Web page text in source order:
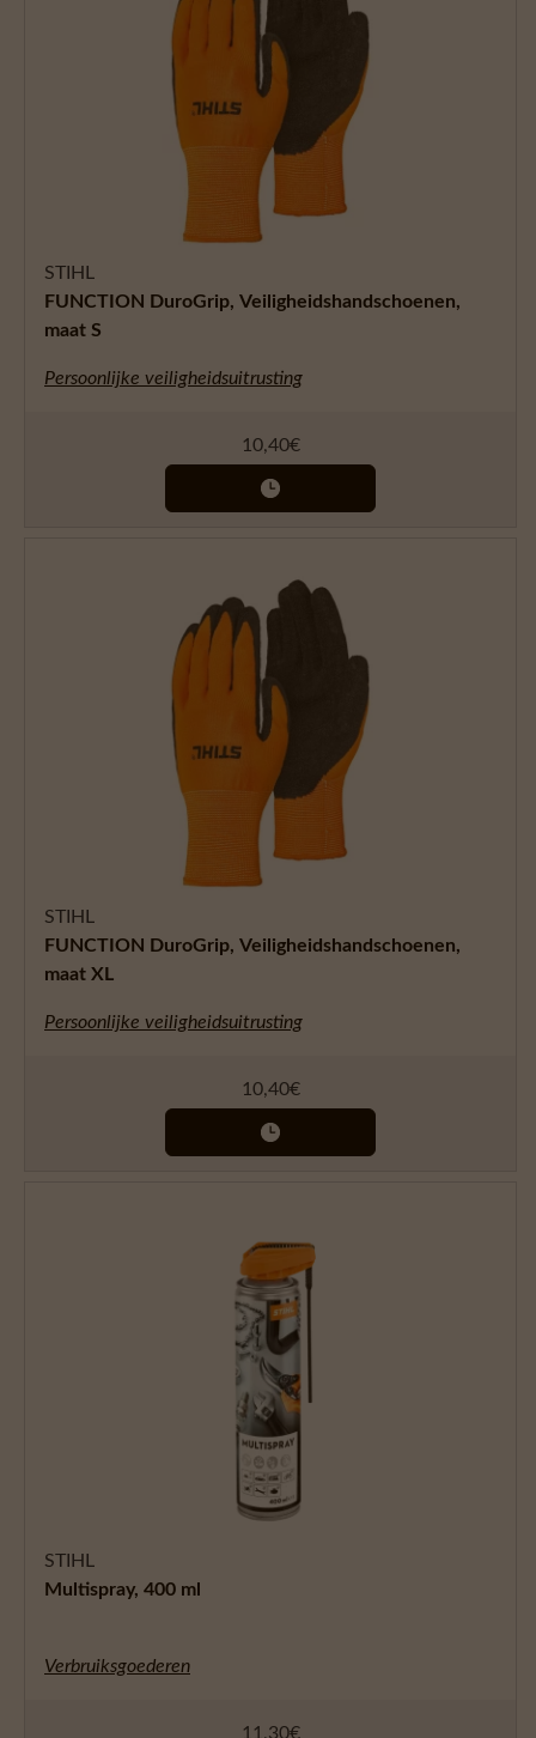
STIHL
FUNCTION DuroGrip, Veiligheidshandschoenen,
maat S
Persoonlijke veiligheidsuitrusting
10,40€
STIHL
FUNCTION DuroGrip, Veiligheidshandschoenen,
maat XL
Persoonlijke veiligheidsuitrusting
10,40€
STIHL
Multispray, 400 ml
Verbruiksgoederen
11,30€